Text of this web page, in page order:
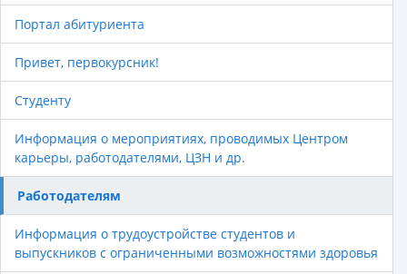
Портал абитуриента
Привет, первокурсник!
Студенту
Информация о мероприятиях, проводимых Центром
карьеры, работодателями, ЦЗН и др.
Работодателям
Информация о трудоустройстве студентов и
выпускников с ограниченными возможностями здоровья